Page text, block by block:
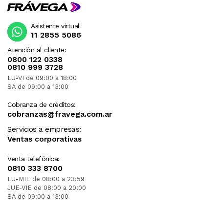
Atención al cliente:
0800 122 0338
0810 999 3728
LU-VI de 09:00 a 18:00
SA de 09:00 a 13:00
Cobranza de créditos:
cobranzas@fravega.com.ar
Servicios a empresas:
Ventas corporativas
Venta telefónica:
0810 333 8700
LU-MIE de 08:00 a 23:59
JUE-VIE de 08:00 a 20:00
SA de 09:00 a 13:00
Asistente virtual
11 2855 5086